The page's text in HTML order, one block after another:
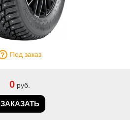
Под заказ
0 руб.
ЗАКАЗАТЬ